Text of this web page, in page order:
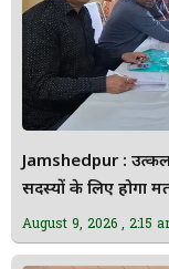
Jamshedpur :
सदस्यों के लिए होगा
August 9, 2026 2:15